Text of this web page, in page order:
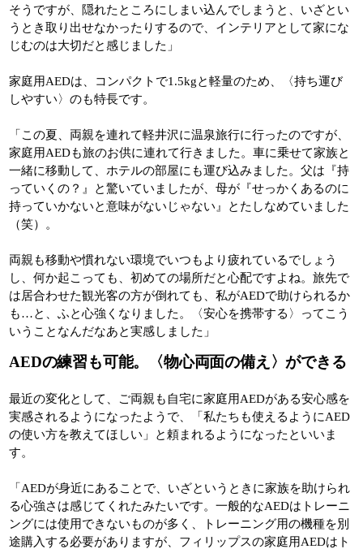
そうですが、隠れたところにしまい込んでしまうと、いざとい
うとき取り出せなかったりするので、インテリアとして家にな
じむのは大切だと感じました」
家庭用AEDは、コンパクトで1.5kgと軽量のため、〈持ち運び
しやすい〉のも特長です。
「この夏、両親を連れて軽井沢に温泉旅行に行ったのですが、
家庭用AEDも旅のお供に連れて行きました。車に乗せて家族と
一緒に移動して、ホテルの部屋にも運び込みました。父は『持
っていくの？』と驚いていましたが、母が『せっかくあるのに
持っていかないと意味がないじゃない』とたしなめていました
（笑）。
両親も移動や慣れない環境でいつもより疲れているでしょう
し、何か起こっても、初めての場所だと心配ですよね。旅先で
は居合わせた観光客の方が倒れても、私がAEDで助けられるか
も…と、ふと心強くなりました。〈安心を携帯する〉ってこう
いうことなんだなあと実感しました」
AEDの練習も可能。〈物心両面の備え〉ができる
最近の変化として、ご両親も自宅に家庭用AEDがある安心感を
実感されるようになったようで、「私たちも使えるようにAED
の使い方を教えてほしい」と頼まれるようになったといいま
す。
「AEDが身近にあることで、いざというときに家族を助けられ
る心強さは感じてくれたみたいです。一般的なAEDはトレーニ
ングには使用できないものが多く、トレーニング用の機種を別
途購入する必要がありますが、フィリップスの家庭用AEDはト